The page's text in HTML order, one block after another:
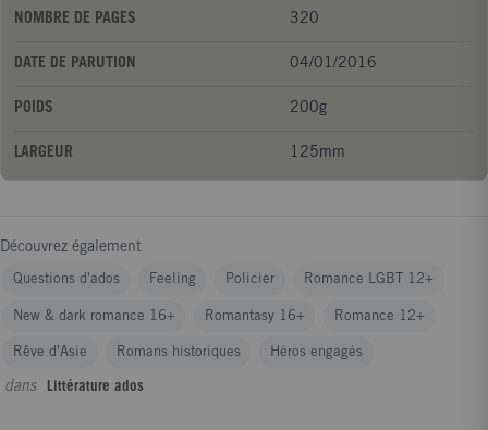
NOMBRE DE PAGES 320
DATE DE PARUTION 04/01/2016
POIDS 200g
LARGEUR 125mm
Découvrez également
Questions d'ados Feeling Policier Romance LGBT 12+
New & dark romance 16+ Romantasy 16+ Romance 12+
Rêve d'Asie Romans historiques Héros engagés
dans Littérature ados